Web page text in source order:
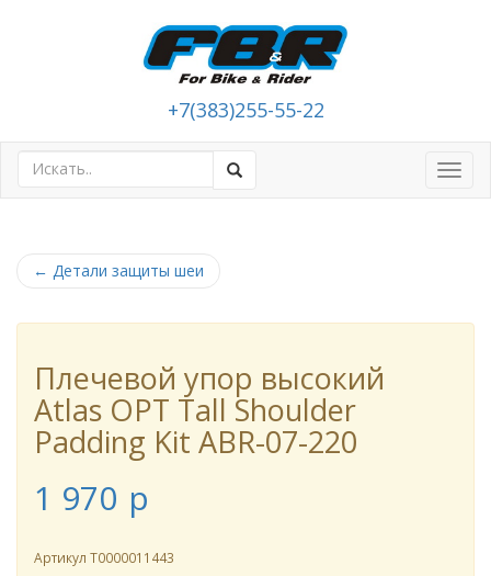
+7(383)255-55-22
← Детали защиты шеи
Плечевой упор высокий
Atlas OPT Tall Shoulder
Padding Kit ABR-07-220
1 970 p
Артикул Т0000011443